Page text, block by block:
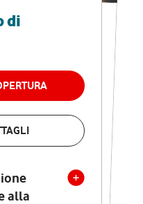
di
alla
CLUB
LA COPERTURA
base alla